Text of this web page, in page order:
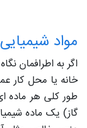
مواد
اگر به اطرافمان
خانه یا محل کار
طور کلی هر ماده
گاز) یک ماده